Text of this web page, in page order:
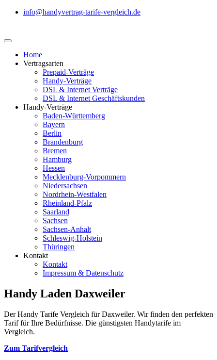
info@handyvertrag-tarife-vergleich.de
Home
Vertragsarten
Prepaid-Verträge
Handy-Verträge
DSL & Internet Verträge
DSL & Internet Geschäftskunden
Handy-Verträge
Baden-Württemberg
Bayern
Berlin
Brandenburg
Bremen
Hamburg
Hessen
Mecklenburg-Vorpommern
Niedersachsen
Nordrhein-Westfalen
Rheinland-Pfalz
Saarland
Sachsen
Sachsen-Anhalt
Schleswig-Holstein
Thüringen
Kontakt
Kontakt
Impressum & Datenschutz
Handy Laden Daxweiler
Der Handy Tarife Vergleich für Daxweiler. Wir finden den perfekten
Tarif für Ihre Bedürfnisse. Die günstigsten Handytarife im
Vergleich.
Zum Tarifvergleich